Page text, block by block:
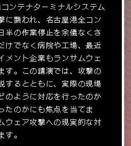
ンテナターミナルシステム
に襲われ、名古屋港全コン
半の作業停止を余儀なくさ
けでなく病院や工場、最近
メント企業もランサムウェ
す。この講演では、攻撃の
するとともに、実際の現場
のように対応を行ったのか
たのかにも焦点を当てま
ウェア攻撃への現実的な対
。